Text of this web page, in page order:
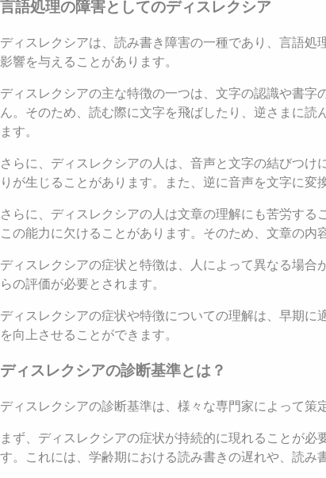
言語処理の障害としてのディスレクシア
ディスレクシアは、読み書き障害の一種であり、言語
影響を与えることがあります。
ディスレクシアの主な特徴の一つは、文字の認識や書
ん。そのため、読む際に文字を飛ばしたり、逆さまに
ます。
さらに、ディスレクシアの人は、音声と文字の結びつ
りが生じることがあります。また、逆に音声を文字に変
さらに、ディスレクシアの人は文章の理解にも苦労す
この能力に欠けることがあります。そのため、文章の内
ディスレクシアの症状と特徴は、人によって異なる場
らの評価が必要とされます。
ディスレクシアの症状や特徴についての理解は、早期
を向上させることができます。
ディスレクシアの診断基準とは？
ディスレクシアの診断基準は、様々な専門家によって策
まず、ディスレクシアの症状が持続的に現れることが
す。これには、学齢期における読み書きの遅れや、読み